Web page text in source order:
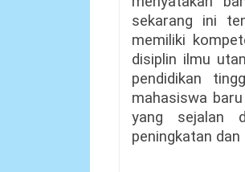
sekarang ini
memiliki
disiplin ilmu
pendidikan
mahasiswa
yang sejalan
peningkatan